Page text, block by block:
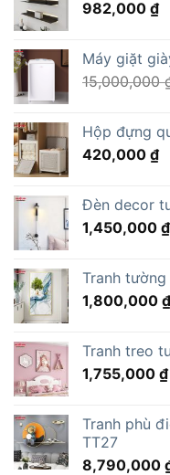
982,000 ₫
Máy giặt
15,000,000
Hộp đựng
420,000 ₫
Đèn decor
1,450,000 ₫
Tranh
1,800,000 ₫
Tranh treo
1,755,000 ₫
Tranh phù
TT27
8,790,000